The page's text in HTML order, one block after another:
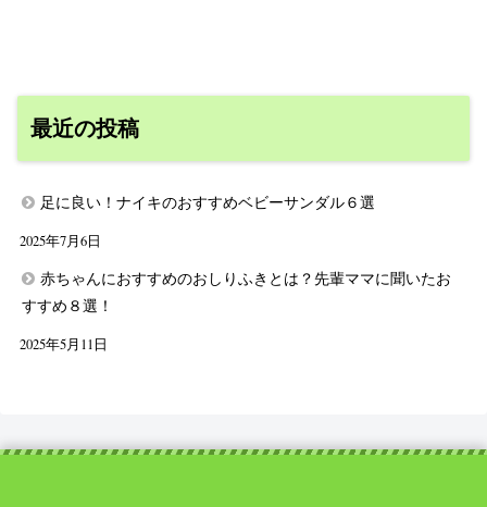
最近の投稿
足に良い！ナイキのおすすめベビーサンダル６選
2025年7月6日
赤ちゃんにおすすめのおしりふきとは？先輩ママに聞いたお
すすめ８選！
2025年5月11日